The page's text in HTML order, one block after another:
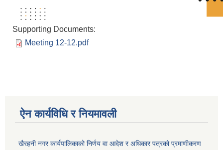
Supporting Documents:
Meeting 12-12.pdf
ऐन कार्यविधि र नियमावली
खैरहनी नगर कार्यपालिकाको निर्णय वा आदेश र अधिकार पत्रको प्रमाणीकरण